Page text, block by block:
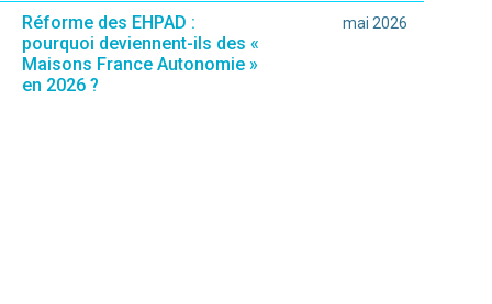
Réforme des EHPAD :
pourquoi deviennent-ils des «
Maisons France Autonomie »
en 2026 ?
mai 2026